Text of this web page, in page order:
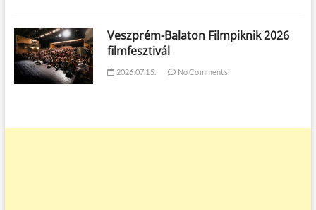
Veszprém-Balaton Filmpiknik 2026
filmfesztivál
2026.07.15. No Comments